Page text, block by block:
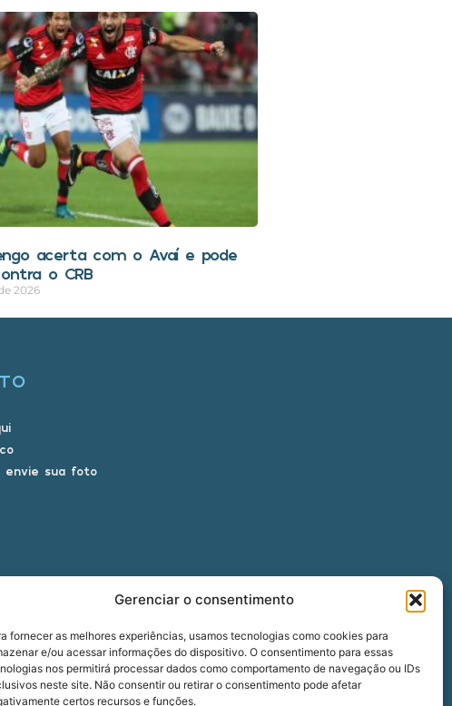
Gerenciar o consentimento
fornecer as melhores experiências, usamos tecnologias como cookies para
e/ou acessar informações do dispositivo. O consentimento para essas
nos permitirá processar dados como comportamento de navegação ou IDs
neste site. Não consentir ou retirar o consentimento pode afetar
certos recursos e funções.
acerta com o Avaí e pode
o CRB
2026
envie sua foto
000